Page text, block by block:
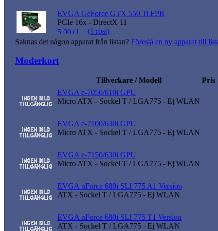
EVGA GeForce GTX 550 Ti FPB
PCIe 16x - DirectX 11
(1 röst)
Saknas det någon apparat från listan? Föreslå en ny apparat till
Moderkort
Tillverkare / Modell
Pris
EVGA e-7050/610i GPU
Micro ATX - Sockel T / LGA775 - Ej WLAN
EVGA e-7100/630i GPU
Micro ATX - Sockel T / LGA775 - Ej WLAN
EVGA e-7150/630i GPU
Micro ATX - Sockel T / LGA775 - Ej WLAN
EVGA nForce 680i SLI 775 A1 Version
ATX - Sockel T / LGA775 - Ej WLAN
EVGA nForce 680i SLI 775 T1 Version
ATX - Sockel T / LGA775 - Ej WLAN